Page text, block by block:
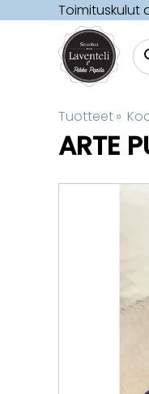
Toimituskulut
Tuotteet‪»
ARTE